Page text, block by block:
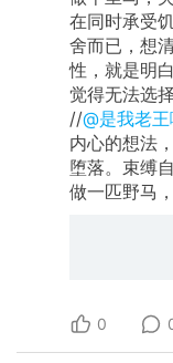
在同时承受
舍而已，想
性，就是明
觉得无法选
//@是我老
内心的想法
堕落。束缚
做一匹野马
0